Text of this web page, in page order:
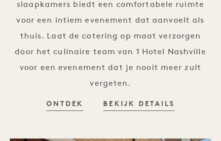
slaapkamers biedt een comfortabele ruimte
voor een intiem evenement dat aanvoelt als
thuis. Laat de catering op maat verzorgen
door het culinaire team van 1 Hotel Nashville
voor een evenement dat je nooit meer zult
vergeten.
ONTDEK BEKIJK DETAILS